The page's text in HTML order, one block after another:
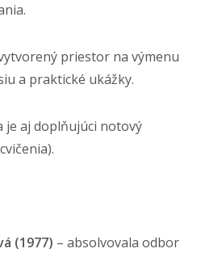
priestor na výmenu
a praktické ukážky.
je aj doplňujúci notový
(1977) – absolvovala odbor